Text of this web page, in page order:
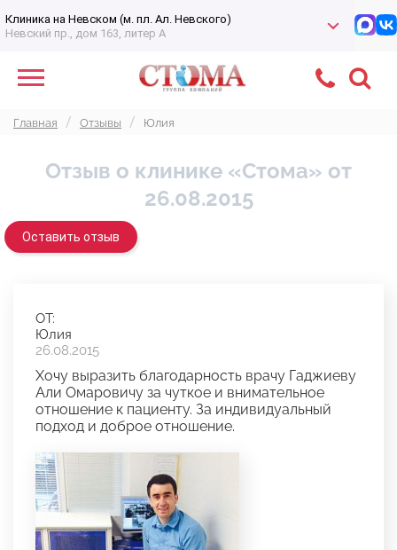
Клиника на Невском (м. пл. Ал. Невского)
Невский пр., дом 163, литер А
Главная Отзывы Юлия
Отзыв о клинике «Стома» от
26.08.2015
Оставить отзыв
ОТ:
Юлия
26.08.2015
Хочу выразить благодарность врачу Гаджиеву
Али Омаровичу за чуткое и внимательное
отношение к пациенту. За индивидуальный
подход и доброе отношение.